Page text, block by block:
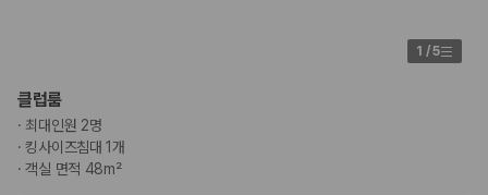
1 /5
클럽룸
· 최대인원 2명
·킹사이즈침대 1개
·객실 면적 48m²